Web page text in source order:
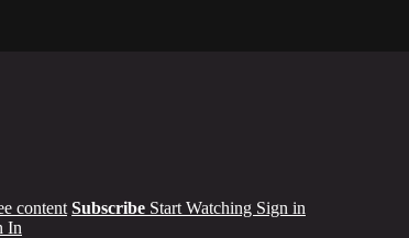
content Subscribe Start Watching Sign in
In